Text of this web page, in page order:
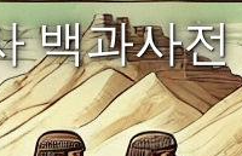
백과사전